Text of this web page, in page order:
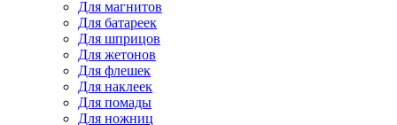
Для магнитов
Для батареек
Для шприцов
Для жетонов
Для флешек
Для наклеек
Для помады
Для ножниц